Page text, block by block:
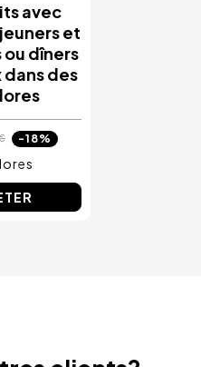
avec
et
dîners
des
-18%